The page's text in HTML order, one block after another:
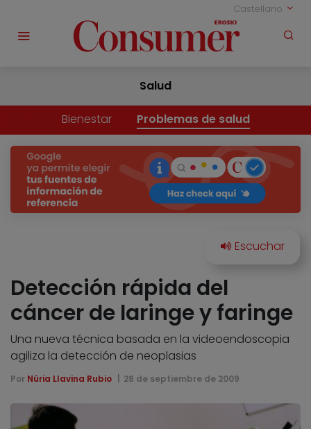
Castellano
Salud
Bienestar Problemas de salud
Detección rápida del
cáncer de laringe y faringe
Una nueva técnica basada en la videoendoscopia
agiliza la detección de neoplasias
Por Núria Llavina Rubio 28 de septiembre de 2009